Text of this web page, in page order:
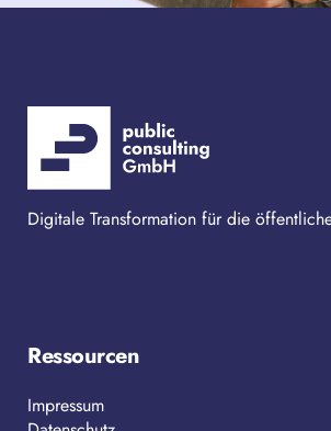
Digitale Transformation für die
Ressourcen
Impressum